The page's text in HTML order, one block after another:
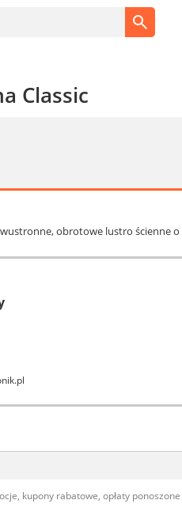
Classic
obrotowe lustro ścienne
kupony rabatowe, opłaty